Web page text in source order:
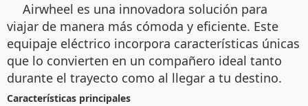
Airwheel es una innovadora solución para
viajar de manera más cómoda y eficiente. Este
equipaje eléctrico incorpora características únicas
que lo convierten en un compañero ideal tanto
durante el trayecto como al llegar a tu destino.
Características principales